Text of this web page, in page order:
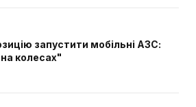
запустити мобільні АЗС:
колесах"